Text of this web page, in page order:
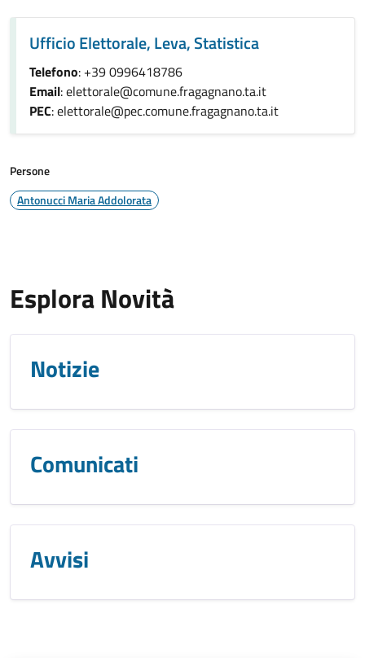
Ufficio Elettorale, Leva, Statistica
Telefono: +39 0996418786
Email: elettorale@comune.fragagnano.ta.it
PEC: elettorale@pec.comune.fragagnano.ta.it
Persone
Antonucci Maria Addolorata
Esplora Novità
Notizie
Comunicati
Avvisi